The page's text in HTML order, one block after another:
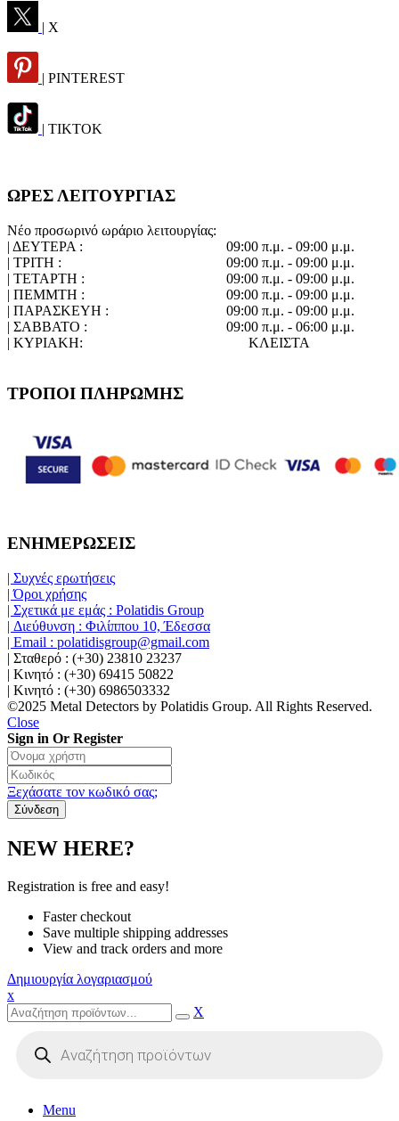
| X
| PINTEREST
| TIKTOK
ΩΡΕΣ ΛΕΙΤΟΥΡΓΙΑΣ
Νέο προσωρινό ωράριο λειτουργίας:
| ΔΕΥΤΕΡΑ :
09:00 π.μ. - 09:00 μ.μ.
| ΤΡΙΤΗ :
09:00 π.μ. - 09:00 μ.μ.
| ΤΕΤΑΡΤΗ :
09:00 π.μ. - 09:00 μ.μ.
| ΠΕΜΜΤΗ :
09:00 π.μ. - 09:00 μ.μ.
| ΠΑΡΑΣΚΕΥΗ :
09:00 π.μ. - 09:00 μ.μ.
| ΣΑΒΒΑΤΟ :
09:00 π.μ. - 06:00 μ.μ.
| ΚΥΡΙΑΚΗ:
ΚΛΕΙΣΤΑ
ΤΡΟΠΟΙ ΠΛΗΡΩΜΗΣ
ΕΝΗΜΕΡΩΣΕΙΣ
| Συχνές ερωτήσεις
| Όροι χρήσης
| Σχετικά με εμάς : Polatidis Group
| Διεύθυνση : Φιλίππου 10, Έδεσσα
| Email : polatidisgroup@gmail.com
| Σταθερό : (+30) 23810 23237
| Κινητό : (+30) 69415 50822
| Κινητό : (+30) 6986503332
©2025 Metal Detectors by Polatidis Group. All Rights Reserved.
Close
Sign in Or Register
Ξεχάσατε τον κωδικό σας;
NEW HERE?
Registration is free and easy!
Faster checkout
Save multiple shipping addresses
View and track orders and more
Δημιουργία λογαριασμού
x
X
search
Menu